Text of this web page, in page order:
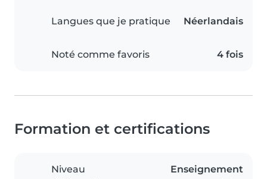
Langues que je pratique Néerlandais
Noté comme favoris 4 fois
Formation et certifications
Niveau
Enseignement